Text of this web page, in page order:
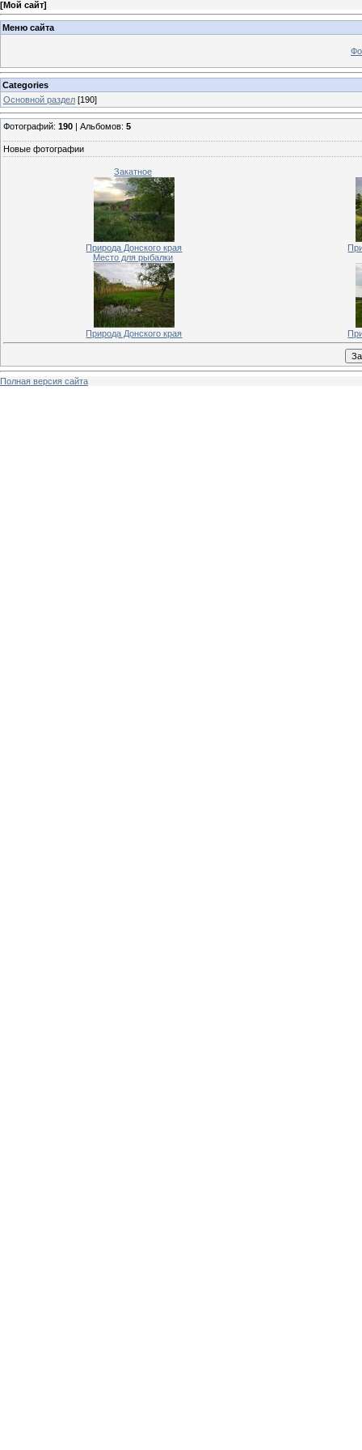
[Мой сайт]
Меню сайта
Categories
Основной раздел [190]
Фотографий: 190 | Альбомов: 5
Новые фотографии
Закатное
Природа Донского края
Место для рыбалки
Природа Донского края
Полная версия сайта